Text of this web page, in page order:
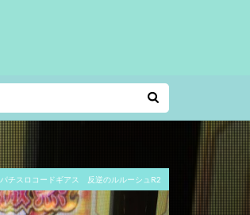
パチスロコードギアス 反逆のルルーシュR2